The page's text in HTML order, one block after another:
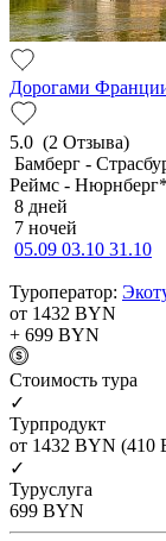
Дорогами
5.0 (2 Отзыва)
Бамберг -
Реймс - Нюрнберг*
8 дней
7 ночей
05.09 03.10 31.10
Туроператор:
от 1432 BYN
+ 699 BYN
Cтоимость тура
✓
Турпродукт
от 1432 BYN (410
✓
Туруслуга
699 BYN